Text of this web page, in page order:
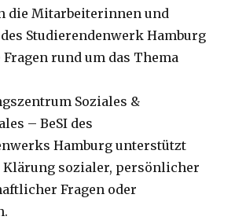
die Mitarbeiterinnen und
Studierendenwerk Hamburg
rund um das Thema
Soziales &
– BeSI des
Hamburg unterstützt
Klärung sozialer, persönlicher
Fragen oder